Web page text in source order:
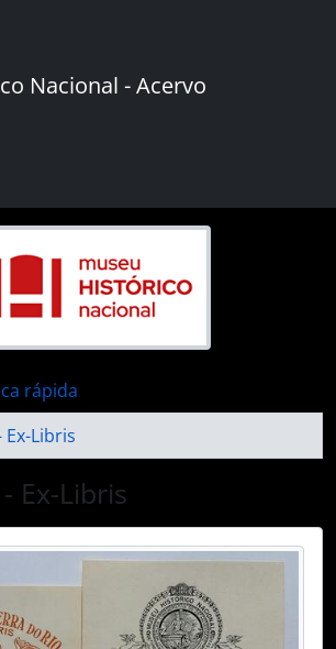
Nacional - Acervo
rápida
Ex-Libris
Ex-Libris